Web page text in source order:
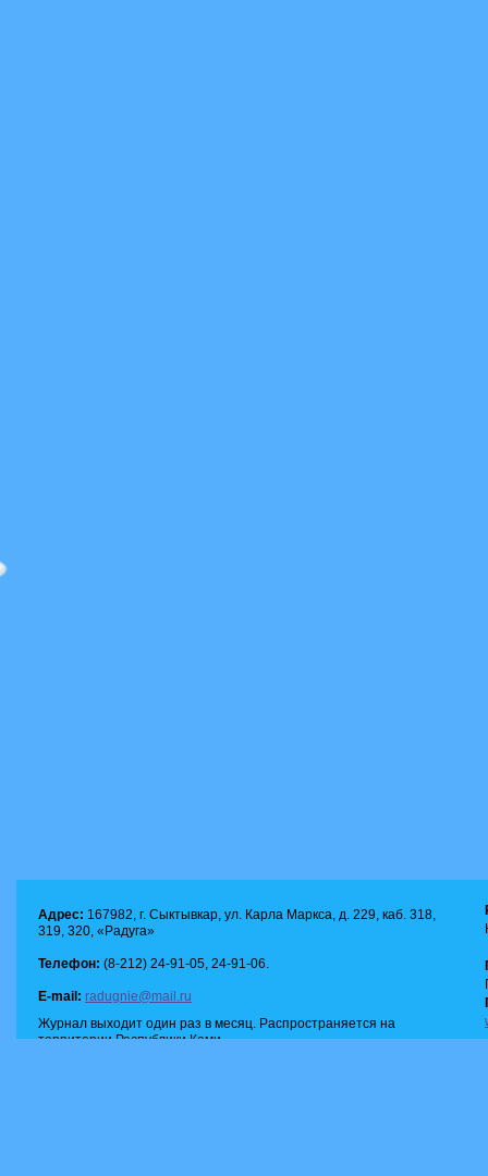
Адрес: 167982, г. Сыктывкар, ул. Карла Маркса, д. 229, каб. 318,
319, 320, «Радуга»
Телефон: (8-212) 24-91-05, 24-91-06.
E-mail: radugnie@mail.ru
Журнал выходит один раз в месяц. Распространяется на
территории Республики Коми.